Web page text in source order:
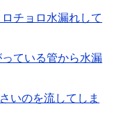
チョロ水漏れして
ている管から水漏
いのを流してしま